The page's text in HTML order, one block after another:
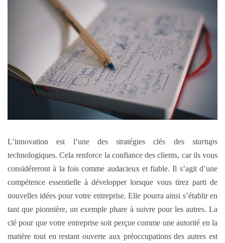
L’innovation est l’une des stratégies clés des startups
technologiques. Cela renforce la confiance des clients, car ils vous
considéreront à la fois comme audacieux et fiable. Il s’agit d’une
compétence essentielle à développer lorsque vous tirez parti de
nouvelles idées pour votre entreprise. Elle pourra ainsi s’établir en
tant que pionnière, un exemple phare à suivre pour les autres. La
clé pour que votre entreprise soit perçue comme une autorité en la
matière tout en restant ouverte aux préoccupations des autres est